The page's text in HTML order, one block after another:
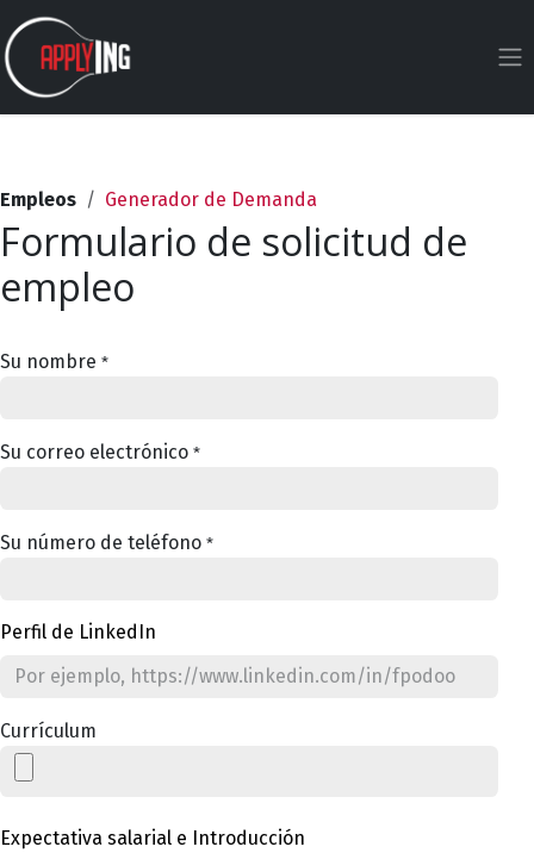
Ir al contenido
Empleos Generador de Demanda
Formulario de solicitud de
empleo
Su nombre *
Su correo electrónico *
Su número de teléfono *
Perfil de LinkedIn
Currículum
Expectativa salarial e Introducción